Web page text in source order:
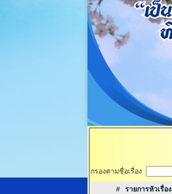
กรองตามชื่อเรื่อง
# รายการหัวเรื่อง